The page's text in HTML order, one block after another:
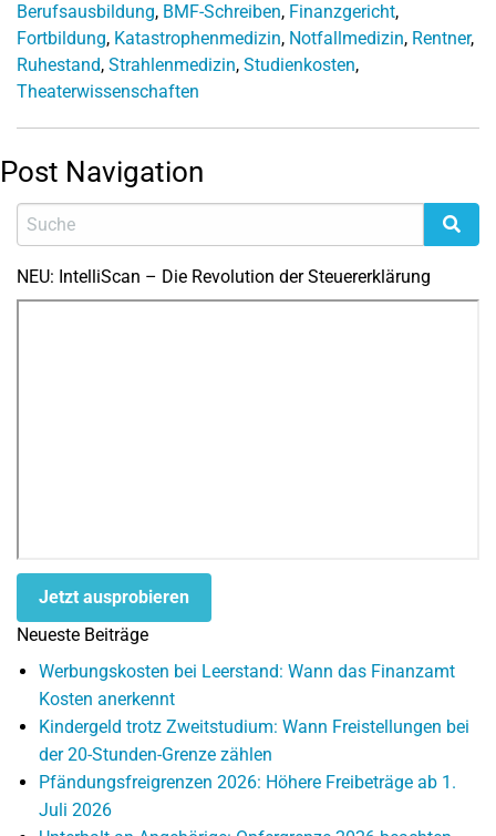
Berufsausbildung, BMF-Schreiben, Finanzgericht,
Fortbildung, Katastrophenmedizin, Notfallmedizin, Rentner,
Ruhestand, Strahlenmedizin, Studienkosten,
Theaterwissenschaften
Post Navigation
NEU: IntelliScan – Die Revolution der Steuererklärung
Jetzt ausprobieren
Neueste Beiträge
Werbungskosten bei Leerstand: Wann das Finanzamt
Kosten anerkennt
Kindergeld trotz Zweitstudium: Wann Freistellungen bei
der 20-Stunden-Grenze zählen
Pfändungsfreigrenzen 2026: Höhere Freibeträge ab 1.
Juli 2026